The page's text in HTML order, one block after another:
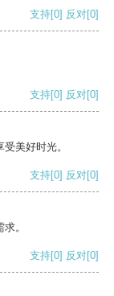
支持[0] 反对[0]
支持[0] 反对[0]
美好时光。
支持[0] 反对[0]
。
支持[0] 反对[0]